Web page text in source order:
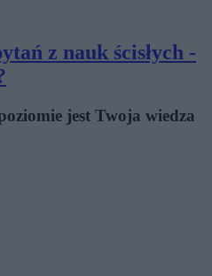
z nauk ścisłych -
jest Twoja wiedza